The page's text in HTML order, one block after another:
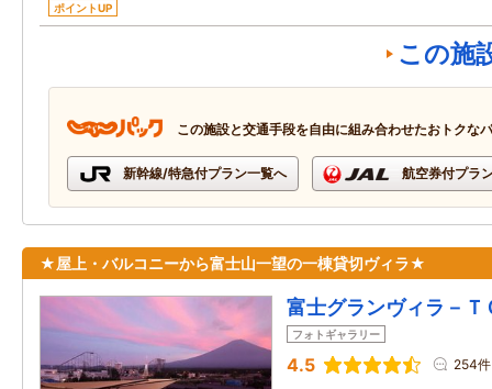
ポイントUP
この施
この施設と交通手段を自由に組み合わせたおトクな
新幹線/特急付プラン一覧へ 航空券付プラ
★屋上・バルコニーから富士山一望の一棟貸切ヴィラ★
富士グランヴィラ－Ｔ
フォトギャラリー
4.5 254件